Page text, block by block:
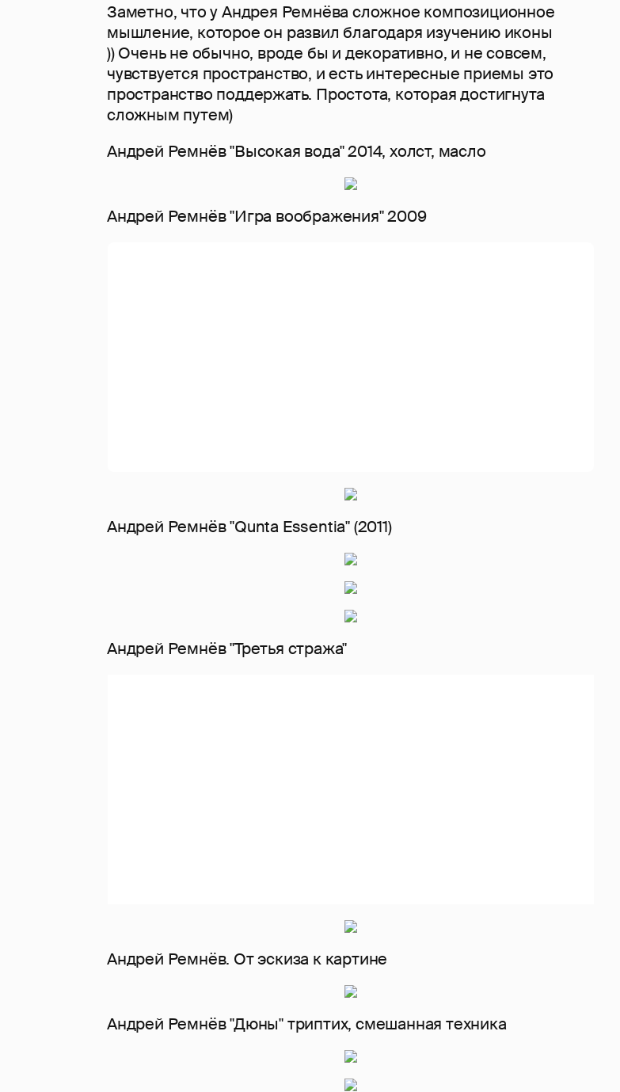
Заметно, что у Андрея Ремнёва сложное композиционное
мышление, которое он развил благодаря изучению иконы
)) Очень не обычно, вроде бы и декоративно, и не совсем,
чувствуется пространство, и есть интересные приемы это
пространство поддержать. Простота, которая достигнута
сложным путем)
Андрей Ремнёв "Высокая вода" 2014, холст, масло
Андрей Ремнёв "Игра воображения" 2009
Андрей Ремнёв "Qunta Essentia" (2011)
Андрей Ремнёв "Третья стража"
Андрей Ремнёв. От эскиза к картине
Андрей Ремнёв "Дюны" триптих, смешанная техника